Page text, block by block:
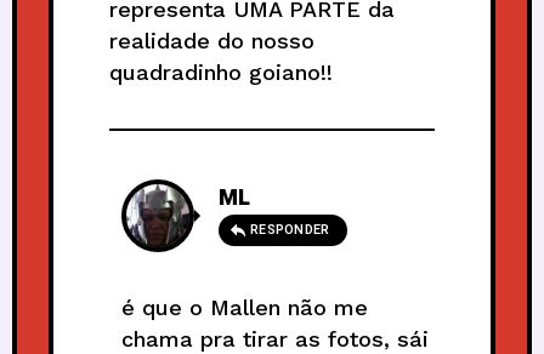
representa UMA PARTE da
realidade do nosso
quadradinho goiano!!
ML
RESPONDER
é que o Mallen não me
chama pra tirar as fotos, sái